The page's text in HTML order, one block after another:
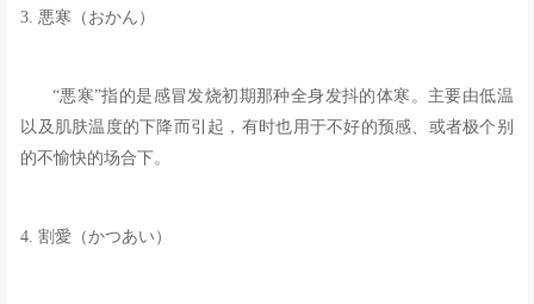
3. 悪寒（おかん）
“悪寒”指的是感冒发烧初期那种全身发抖的体寒。主要由低温
以及肌肤温度的下降而引起，有时也用于不好的预感、或者极个别
的不愉快的场合下。
4. 割愛（かつあい）